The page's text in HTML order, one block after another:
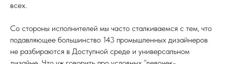
всех.
Со стороны исполнителей мы часто сталкиваемся с тем, что
подавляющее большинство 143 промышленных дизайнеров
не разбираются в Доступной среде и универсальном